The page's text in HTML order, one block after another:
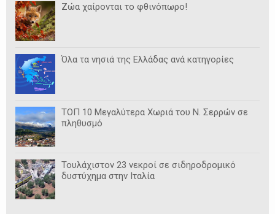
Ζώα χαίρονται το φθινόπωρο!
Όλα τα νησιά της Ελλάδας ανά κατηγορίες
ΤΟΠ 10 Μεγαλύτερα Χωριά του Ν. Σερρών σε
πληθυσμό
Τουλάχιστον 23 νεκροί σε σιδηροδρομικό
δυστύχημα στην Ιταλία